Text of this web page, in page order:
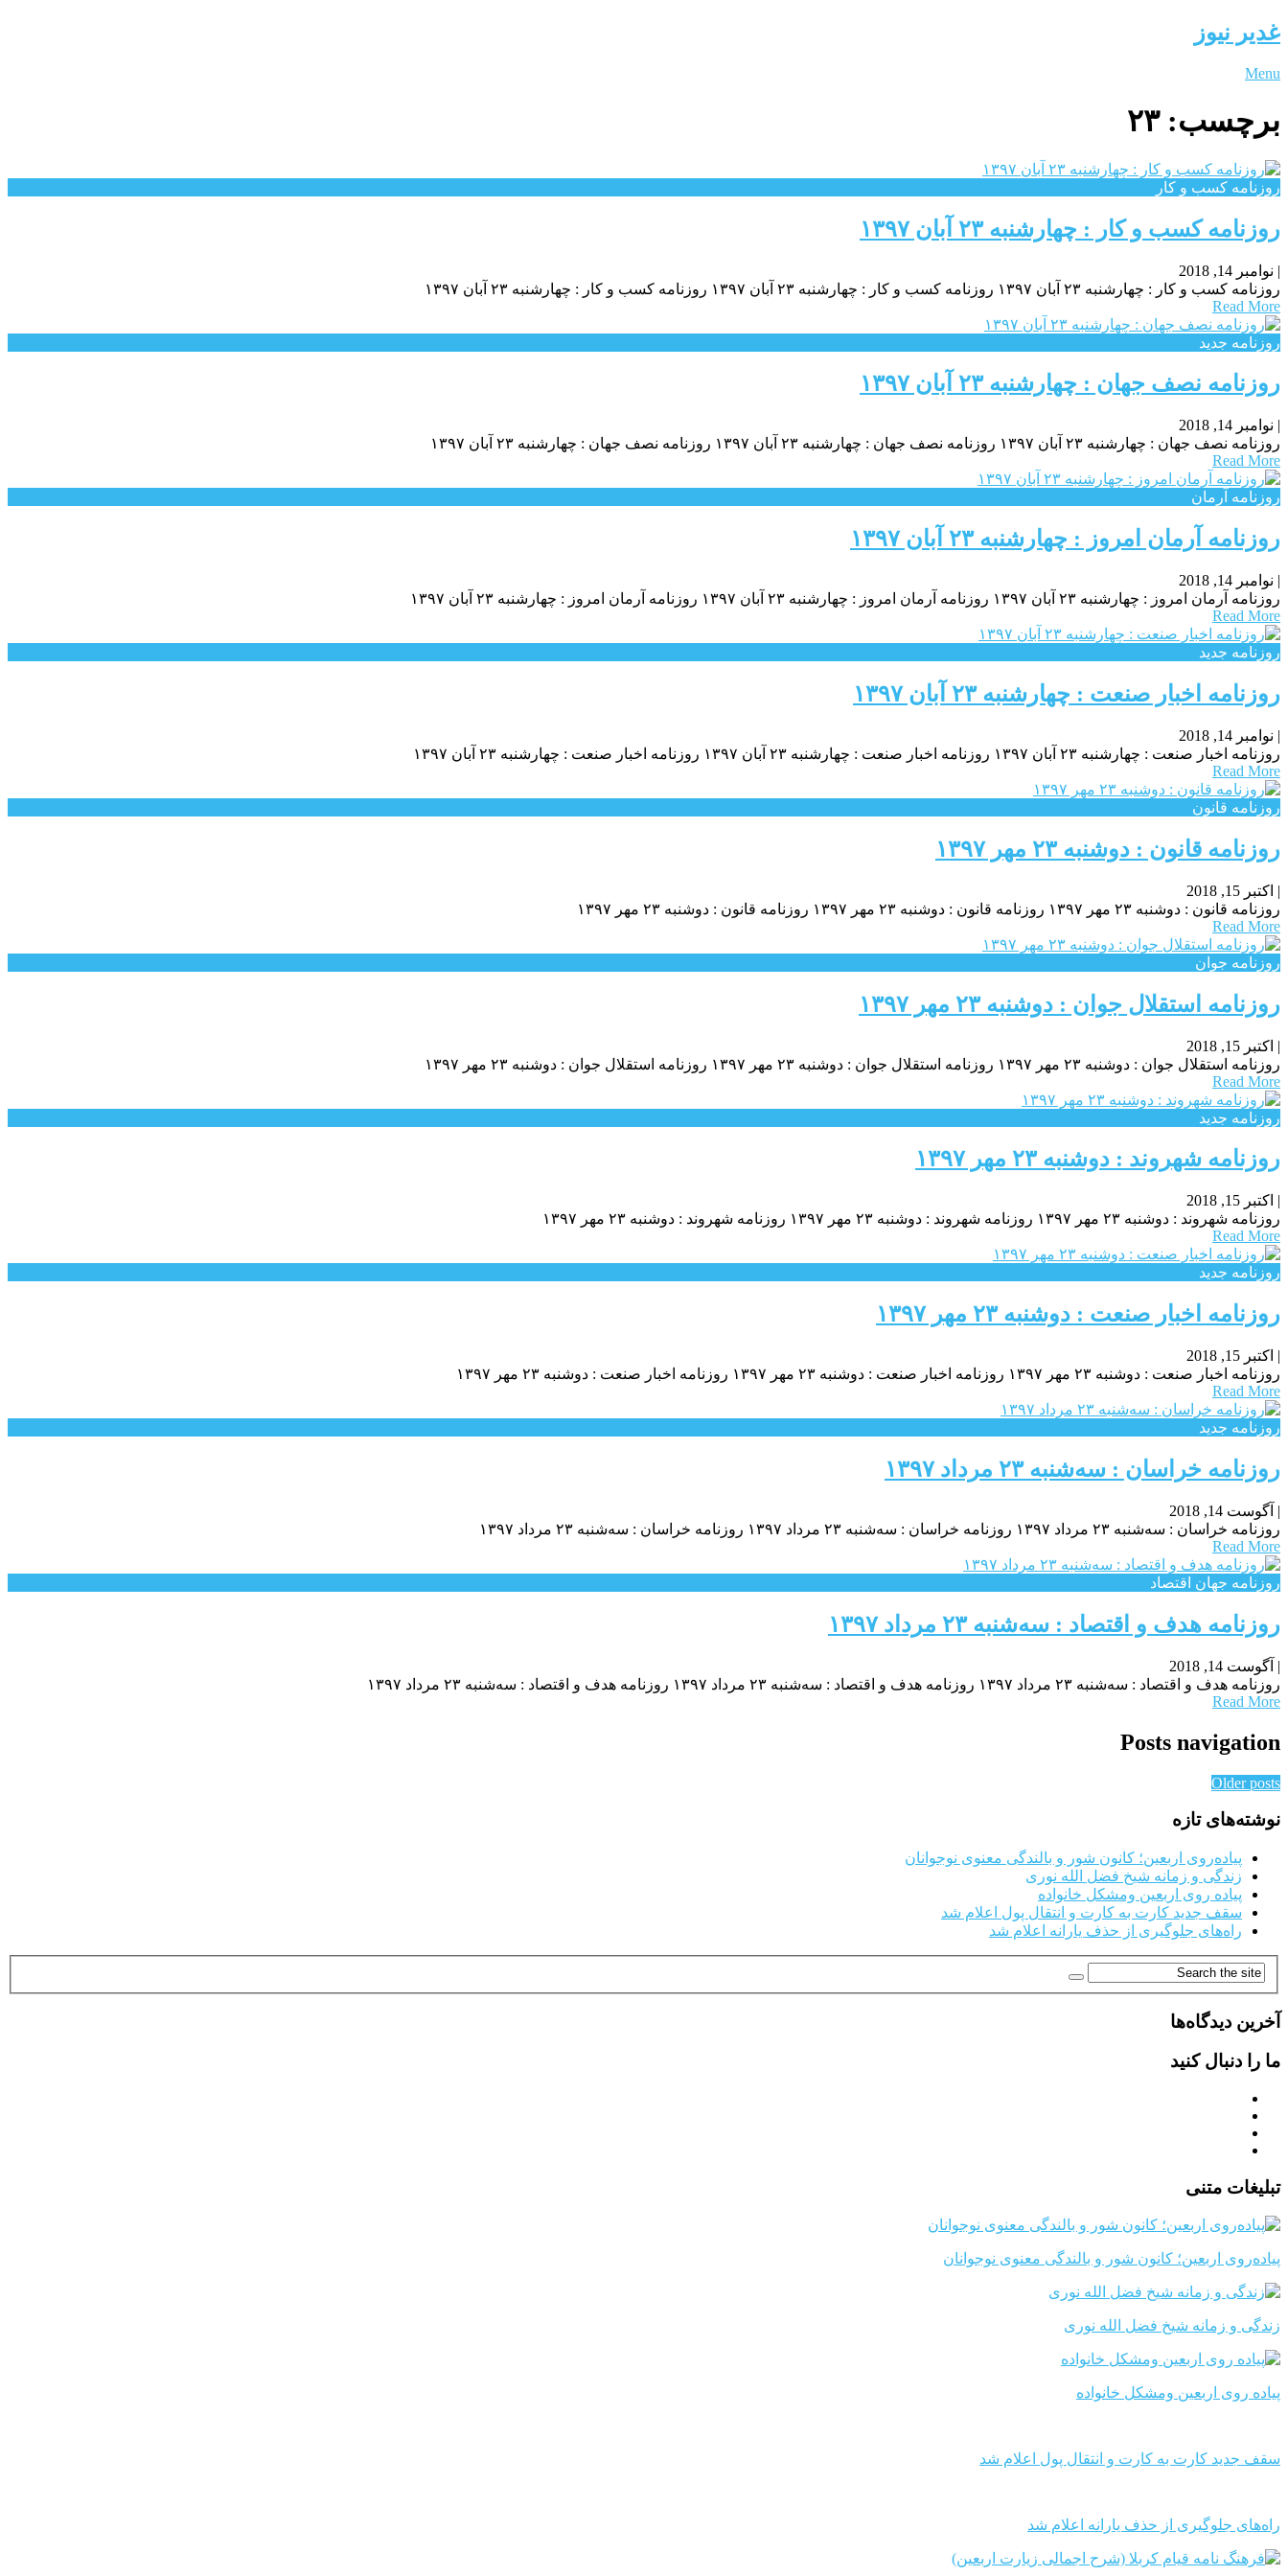
غدیر نیوز
Menu
برچسب:۲۳
روزنامه كسب و كار
روزنامه كسب و كار : چهارشنبه ۲۳ آبان ۱۳۹۷
| نوامبر 14, 2018
روزنامه كسب و كار : چهارشنبه ۲۳ آبان ۱۳۹۷ روزنامه كسب و كار : چهارشنبه ۲۳ آبان ۱۳۹۷ روزنامه كسب و كار : چهارشنبه ۲۳ آبان ۱۳۹۷
Read More
روزنامه جدید
روزنامه نصف جهان : چهارشنبه ۲۳ آبان ۱۳۹۷
| نوامبر 14, 2018
روزنامه نصف جهان : چهارشنبه ۲۳ آبان ۱۳۹۷ روزنامه نصف جهان : چهارشنبه ۲۳ آبان ۱۳۹۷ روزنامه نصف جهان : چهارشنبه ۲۳ آبان ۱۳۹۷
Read More
روزنامه آرمان
روزنامه آرمان امروز : چهارشنبه ۲۳ آبان ۱۳۹۷
| نوامبر 14, 2018
روزنامه آرمان امروز : چهارشنبه ۲۳ آبان ۱۳۹۷ روزنامه آرمان امروز : چهارشنبه ۲۳ آبان ۱۳۹۷ روزنامه آرمان امروز : چهارشنبه ۲۳ آبان ۱۳۹۷
Read More
روزنامه جدید
روزنامه اخبار صنعت : چهارشنبه ۲۳ آبان ۱۳۹۷
| نوامبر 14, 2018
روزنامه اخبار صنعت : چهارشنبه ۲۳ آبان ۱۳۹۷ روزنامه اخبار صنعت : چهارشنبه ۲۳ آبان ۱۳۹۷ روزنامه اخبار صنعت : چهارشنبه ۲۳ آبان ۱۳۹۷
Read More
روزنامه قانون
روزنامه قانون : دوشنبه ۲۳ مهر ۱۳۹۷
| اکتبر 15, 2018
روزنامه قانون : دوشنبه ۲۳ مهر ۱۳۹۷ روزنامه قانون : دوشنبه ۲۳ مهر ۱۳۹۷ روزنامه قانون : دوشنبه ۲۳ مهر ۱۳۹۷
Read More
روزنامه جوان
روزنامه استقلال جوان : دوشنبه ۲۳ مهر ۱۳۹۷
| اکتبر 15, 2018
روزنامه استقلال جوان : دوشنبه ۲۳ مهر ۱۳۹۷ روزنامه استقلال جوان : دوشنبه ۲۳ مهر ۱۳۹۷ روزنامه استقلال جوان : دوشنبه ۲۳ مهر ۱۳۹۷
Read More
روزنامه جدید
روزنامه شهروند : دوشنبه ۲۳ مهر ۱۳۹۷
| اکتبر 15, 2018
روزنامه شهروند : دوشنبه ۲۳ مهر ۱۳۹۷ روزنامه شهروند : دوشنبه ۲۳ مهر ۱۳۹۷ روزنامه شهروند : دوشنبه ۲۳ مهر ۱۳۹۷
Read More
روزنامه جدید
روزنامه اخبار صنعت : دوشنبه ۲۳ مهر ۱۳۹۷
| اکتبر 15, 2018
روزنامه اخبار صنعت : دوشنبه ۲۳ مهر ۱۳۹۷ روزنامه اخبار صنعت : دوشنبه ۲۳ مهر ۱۳۹۷ روزنامه اخبار صنعت : دوشنبه ۲۳ مهر ۱۳۹۷
Read More
روزنامه جدید
روزنامه خراسان : سه‌شنبه ۲۳ مرداد ۱۳۹۷
| آگوست 14, 2018
روزنامه خراسان : سه‌شنبه ۲۳ مرداد ۱۳۹۷ روزنامه خراسان : سه‌شنبه ۲۳ مرداد ۱۳۹۷ روزنامه خراسان : سه‌شنبه ۲۳ مرداد ۱۳۹۷
Read More
روزنامه جهان اقتصاد
روزنامه هدف و اقتصاد : سه‌شنبه ۲۳ مرداد ۱۳۹۷
| آگوست 14, 2018
روزنامه هدف و اقتصاد : سه‌شنبه ۲۳ مرداد ۱۳۹۷ روزنامه هدف و اقتصاد : سه‌شنبه ۲۳ مرداد ۱۳۹۷ روزنامه هدف و اقتصاد : سه‌شنبه ۲۳ مرداد ۱۳۹۷
Read More
Posts navigation
Older posts
نوشته‌های تازه
پیاده‌روی اربعین؛ کانون شور و بالندگی معنوی نوجوانان
زندگی و زمانه شیخ فضل الله نوری
پیاده روی اربعین ومشکل خانواده
سقف جدید کارت به کارت و انتقال پول اعلام شد
راه‌های جلوگیری از حذف یارانه اعلام شد
آخرین دیدگاه‌ها
ما را دنبال کنید
تبلیغات متنی
پیاده‌روی اربعین؛ کانون شور و بالندگی معنوی نوجوانان
زندگی و زمانه شیخ فضل الله نوری
پیاده روی اربعین ومشکل خانواده
سقف جدید کارت به کارت و انتقال پول اعلام شد
راه‌های جلوگیری از حذف یارانه اعلام شد